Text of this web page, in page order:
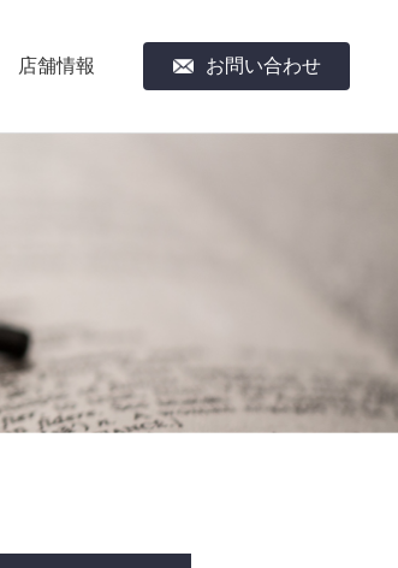
店舗情報 お問い合わせ